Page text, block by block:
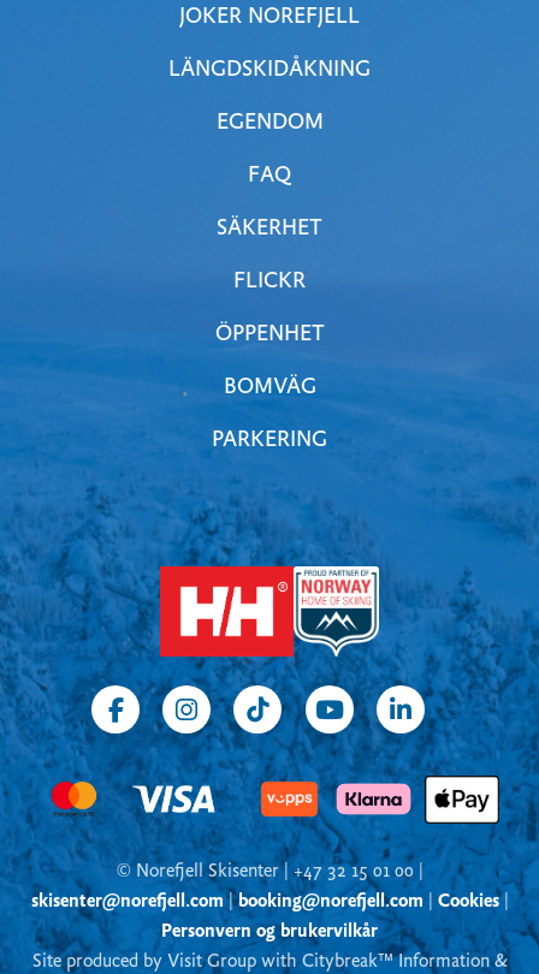
JOKER NOREFJELL
LÄNGDSKIDÅKNING
EGENDOM
FAQ
SÄKERHET
FLICKR
ÖPPENHET
BOMVÄG
PARKERING
© Norefjell Skisenter | +47 32 15 01 00 |
skisenter@norefjell.com|booking@norefjell.com Cookies|
Personvern og brukervilkår
Site produced by Visit Group with Citybreak™ Information &